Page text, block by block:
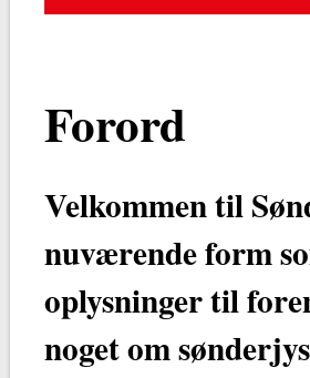
Forord
Velkommen til
nuværende form
oplysninger til
noget om